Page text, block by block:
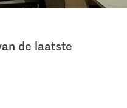
de laatste